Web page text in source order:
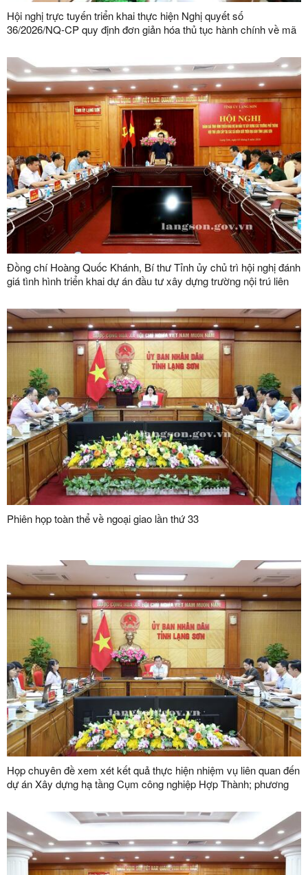
Hội nghị trực tuyến triển khai thực hiện Nghị quyết số
36/2026/NQ-CP quy định đơn giản hóa thủ tục hành chính về mã
Đồng chí Hoàng Quốc Khánh, Bí thư Tỉnh ủy chủ trì hội nghị đánh
giá tình hình triển khai dự án đầu tư xây dựng trường nội trú liên
Phiên họp toàn thể về ngoại giao lần thứ 33
Họp chuyên đề xem xét kết quả thực hiện nhiệm vụ liên quan đến
dự án Xây dựng hạ tầng Cụm công nghiệp Hợp Thành; phương
phục vụ giải phóng mặt bằng dự án Khu công nghiệp VSIP Lạng
Sơn